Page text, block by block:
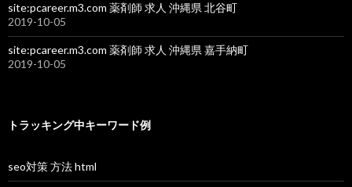
site:pcareer.m3.com 薬剤師 求人 沖縄県 北谷町
2019-10-05
site:pcareer.m3.com 薬剤師 求人 沖縄県 嘉手納町
2019-10-05
トラッキング中キーワード例
seo対策 方法 html